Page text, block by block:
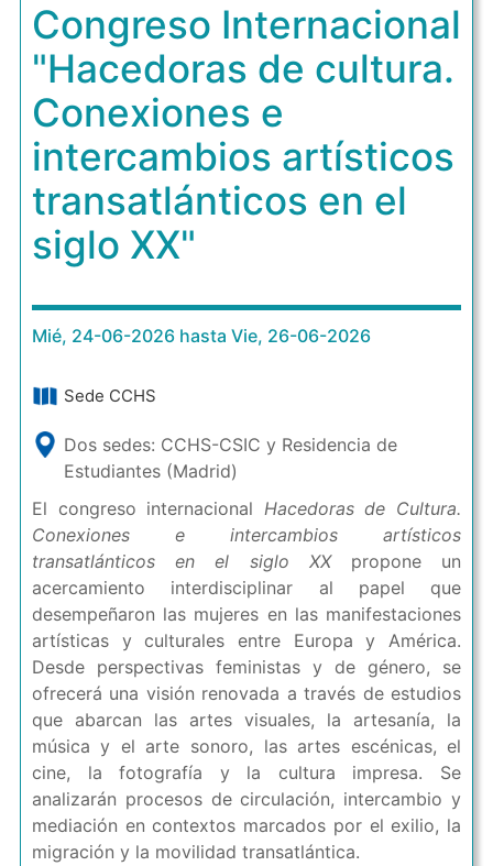
Congreso Internacional
"Hacedoras de cultura.
Conexiones e
intercambios artísticos
transatlánticos en el
siglo XX"
Mié, 24-06-2026 hasta Vie, 26-06-2026
Sede CCHS
Dos sedes: CCHS-CSIC y Residencia de
Estudiantes (Madrid)
El congreso internacional Hacedoras de Cultura.
Conexiones e intercambios artísticos
transatlánticos en el siglo XXpropone un
acercamiento interdisciplinar al papel que
desempeñaron las mujeres en las manifestaciones
artísticas y culturales entre Europa y América.
Desde perspectivas feministas y de género, se
ofrecerá una visión renovada a través de estudios
que abarcan las artes visuales, la artesanía, la
música y el arte sonoro, las artes escénicas, el
cine, la fotografía y la cultura impresa. Se
analizarán procesos de circulación, intercambio y
mediación en contextos marcados por el exilio, la
migración y la movilidad transatlántica.